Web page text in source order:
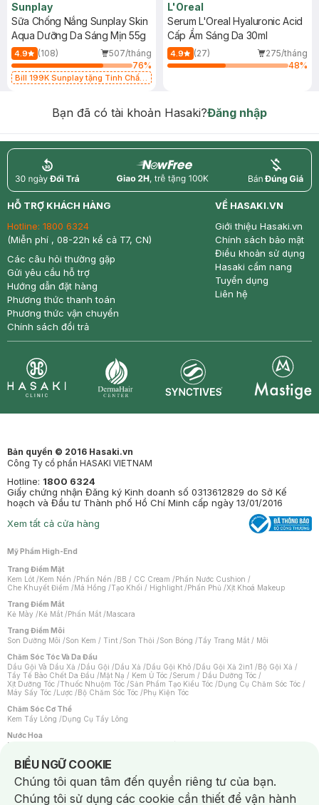
Sunplay
Sữa Chống Nắng Sunplay Skin
Aqua Dưỡng Da Sáng Mịn 55g
4.9 (108)
507/tháng
76%
Bill 199K Sunplay tặng Tinh Chất
L'Oreal
Serum L'Oreal Hyaluronic Acid
Cấp Ẩm Sáng Da 30ml
4.9 (27)
275/tháng
48%
Bạn đã có tài khoản Hasaki?Đăng nhập
return nowfree price
HỖ TRỢ KHÁCH HÀNG
Hotline: 1800 6324
(Miễn phí , 08-22h kể cả T7, CN)
Các câu hỏi thường gặp
Gửi yêu cầu hỗ trợ
Hướng dẫn đặt hàng
Phương thức thanh toán
Phương thức vận chuyển
Chính sách đổi trả
VỀ HASAKI.VN
Giới thiệu Hasaki.vn
Chính sách bảo mật
Điều khoản sử dụng
Hasaki cẩm nang
Tuyển dụng
Liên hệ
Bản quyền © 2016 Hasaki.vn
Công Ty cổ phần HASAKI VIETNAM
Hotline: 1800 6324
Giấy chứng nhận Đăng ký Kinh doanh số 0313612829 do Sở Kế
hoạch và Đầu tư Thành phố Hồ Chí Minh cấp ngày 13/01/2016
Xem tất cả cửa hàng
Mỹ Phẩm High-End
Trang Điểm Mặt
Kem Lót /Kem Nền /Phấn Nền /BB / CC Cream /Phấn Nước Cushion /
Che Khuyết Điểm /Má Hồng /Tạo Khối / Highlight /Phấn Phủ /Xịt Khoá Makeup
Trang Điểm Mắt
Kẻ Mày /Kẻ Mắt /Phấn Mắt /Mascara
Trang Điểm Môi
Son Dưỡng Môi /Son Kem / Tint /Son Thỏi /Son Bóng /Tẩy Trang Mắt / Môi
Chăm Sóc Tóc Và Da Đầu
Dầu Gội Và Dầu Xả /Dầu Gội /Dầu Xả /Dầu Gội Khô /Dầu Gội Xả 2in1 /Bộ Gội Xả /
Tẩy Tế Bào Chết Da Đầu /Mặt Nạ / Kem Ủ Tóc /Serum / Dầu Dưỡng Tóc /
Xịt Dưỡng Tóc /Thuốc Nhuộm Tóc /Sản Phẩm Tạo Kiểu Tóc /Dụng Cụ Chăm Sóc Tóc /
Máy Sấy Tóc /Lược /Bộ Chăm Sóc Tóc /Phụ Kiện Tóc
Chăm Sóc Cơ Thể
Kem Tẩy Lông /Dụng Cụ Tẩy Lông
Nước Hoa
Nước Hoa Nữ
Chăm Sóc Cá Nhân
Chống Muỗi /Khẩu Trang /Máy Massage/Mặt Nạ Xông Hơi /Nước Rửa Tay/
Sản Phẩm Chăm Sóc Khác /Bàn Chải Đánh Răng /Bàn Chải Điện/
Hỗ Trợ Trắng Răng/Kem Đánh Răng /Máy Tăm Nước/ Nước Súc Miệng/
BIỂU NGỮ COOKIE
Notice about cookies usage
Chúng tôi quan tâm đến quyền riêng tư của bạn.
Chúng tôi sử dụng các cookie cần thiết để vận hành